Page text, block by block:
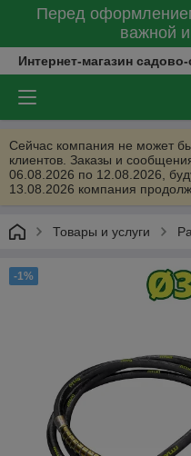
Перед
важной
Интернет-магазин
Сейчас компания не может
клиентов. Заказы и
06.08.2026 по 12.08.2026,
13.08.2026 компания
Товары и услуги
-1%